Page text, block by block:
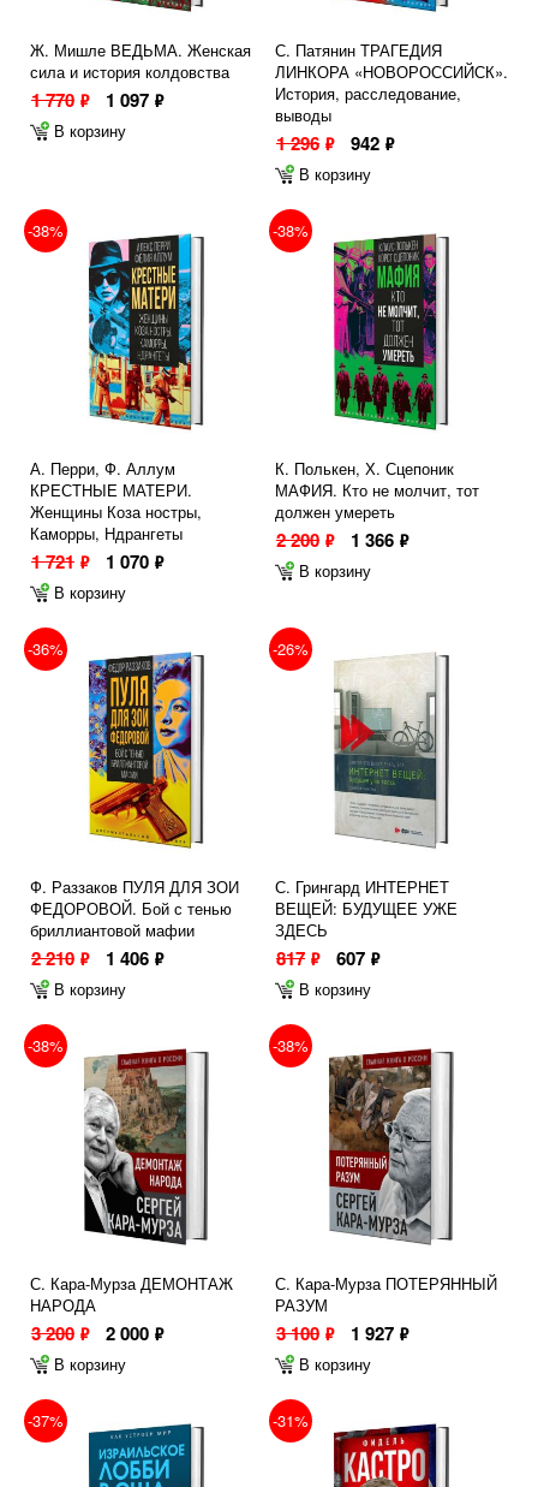
Ж. Мишле ВЕДЬМА. Женская
сила и история колдовства
1 770 ф 1 097 ф
В корзину
С. Патянин ТРАГЕДИЯ
ЛИНКОРА «НОВОРОССИЙСК».
История, расследование,
выводы
1 296 ф 942 ф
В корзину
-38%
А. Перри, Ф. Аллум
КРЕСТНЫЕ МАТЕРИ.
Женщины Коза ностры,
Каморры, Ндрангеты
1 721 ф 1 070 ф
В корзину
-38%
К. Полькен, Х. Сцепоник
МАФИЯ. Кто не молчит, тот
должен умереть
2 200 ф 1 366 ф
В корзину
-36%
Ф. Раззаков ПУЛЯ ДЛЯ ЗОИ
ФЕДОРОВОЙ. Бой с тенью
бриллиантовой мафии
2 210 ф 1 406 ф
В корзину
-26%
С. Грингард ИНТЕРНЕТ
ВЕЩЕЙ: БУДУЩЕЕ УЖЕ
ЗДЕСЬ
817 ф 607 ф
В корзину
-38%
С. Кара-Мурза ДЕМОНТАЖ
НАРОДА
3 200 ф 2 000 ф
В корзину
-38%
С. Кара-Мурза ПОТЕРЯННЫЙ
РАЗУМ
3 100 ф 1 927 ф
В корзину
-37% -31%